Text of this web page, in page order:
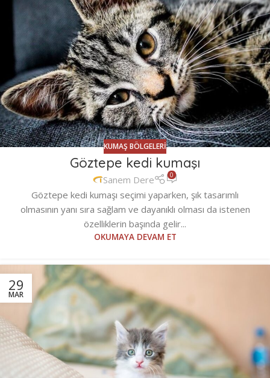
KUMAŞ BÖLGELERI
Göztepe kedi kumaşı
Sanem Dere 0
Göztepe kedi kumaşı seçimi yaparken, şık tasarımlı
olmasının yanı sıra sağlam ve dayanıklı olması da istenen
özelliklerin başında gelir...
OKUMAYA DEVAM ET
29
MAR